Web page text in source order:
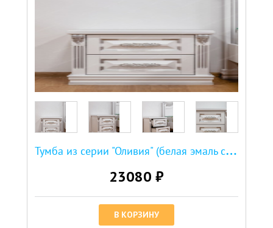
Т
умба из серии "Оливия" (белая эмаль с серебряной патиной)
23080 ₽
В КОРЗИНУ